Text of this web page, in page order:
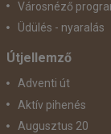
Városnéző
Üdülés - nyaralás
Útjellemző
Adventi út
Aktív pihenés
Augusztus 20